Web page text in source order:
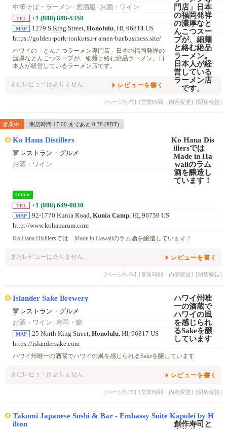
中華そば・ラーメン / 居酒屋 / お酒・ワイン
TEL +1 (808) 888-5358
MAP 1279 S King Street, Honolulu , HI, 96814 US
https://golden-pork-tonkotsu-r amen-bar.business.site/
ハワイの「とんこつラーメン専門店」日本の福岡発祥の
濃厚なとんこつスープが、細麺と絡む絶品ラーメン。日
本人が経営しているラーメン店です。
まだレビューはありません。 レビューを書く
[ページ制作] [営業時間・内容変更] [閉店報告]
営業中 閉店時間 17:00 まであと 0:38 (PDT)
Ko Hana Distillers
レストラン・グルメ
お酒・ワイン
Online
TEL
+1 (808) 649-0830
MAP 92-1770 Kunia Road, Kunia Camp, HI, 96759 US
http://www.kohanarum.com
Ko Hana Disillersでは Made in Hawaiiのラム酒を醸造しています！
まだレビューはありません。 レビューを書く
[ページ制作] [営業時間・内容変更] [閉店報告]
Islander Sake Brewery
レストラン・グルメ
お酒・ワイン / 寿司・鮨
MAP 25 North King Street, Honolulu, HI, 96817 US
https://islandersake.com
ハワイ州唯一の酒蔵でハワイの風を感じられるSakeを醸しています
まだレビューはありません。 レビューを書く
[ページ制作] [営業時間・内容変更] [閉店報告]
Takumi Japanese Sushi & Bar - Embassy Suite Kapolei by H
ilton